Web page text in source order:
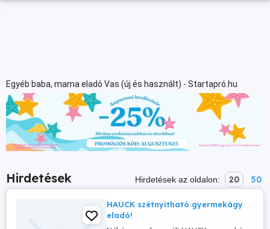
Egyéb baba, mama eladó Vas (új és használt) - Startapró.hu
Hirdetések Hirdetések az oldalon: 20 50
HAUCK szétnyítható gyermekágy
eladó!